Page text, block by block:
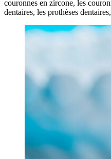
couronnes en zircone, les
dentaires, les prothèses